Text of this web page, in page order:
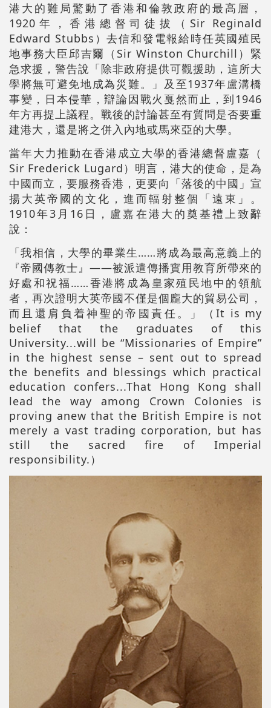
港大的難局驚動了香港和倫敦政府的最高層，
1920年，香港總督司徒拔（Sir Reginald
Edward Stubbs）去信和發電報給時任英國殖民
地事務大臣邱吉爾（Sir Winston Churchill）緊
急求援，警告說「除非政府提供可觀援助，這所大
學將無可避免地成為災難。」及至1937年盧溝橋
事變，日本侵華，辯論因戰火戛然而止，到1946
年方再提上議程。戰後的討論甚至有質問是否要重
建港大，還是將之併入內地或馬來亞的大學。
當年大力推動在香港成立大學的香港總督盧嘉（
Sir Frederick Lugard）明言，港大的使命，是為
中國而立，要服務香港，更要向「落後的中國」宣
揚大英帝國的文化，進而輻射整個「遠東」。
1910年3月16日，盧嘉在港大的奠基禮上致辭
說：
「我相信，大學的畢業生……將成為最高意義上的
『帝國傳教士』——被派遣傳播實用教育所帶來的
好處和祝福……香港將成為皇家殖民地中的領航
者，再次證明大英帝國不僅是個龐大的貿易公司，
而且還肩負着神聖的帝國責任。」（It is my
belief that the graduates of this
University...will be “Missionaries of Empire”
in the highest sense – sent out to spread
the benefits and blessings which practical
education confers...That Hong Kong shall
lead the way among Crown Colonies is
proving anew that the British Empire is not
merely a vast trading corporation, but has
still the sacred fire of Imperial
responsibility.）